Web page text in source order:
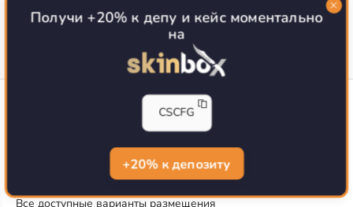
CS-CONFIG.com © 2020-2026 г.
Политика конфиденциальности
РЕКЛАМА НА САЙТЕ
Все доступные варианты размещения
Получи +20% к депу и кейс моментально
на
CSCFG
+20% к депозиту